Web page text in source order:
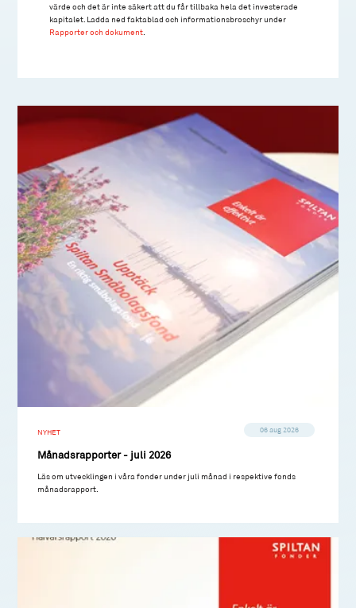
värde och det är inte säkert att du får tillbaka hela det investerade
kapitalet. Ladda ned faktablad och informationsbroschyr under
Rapporter och dokument
NYHET 06 aug 2026
Månadsrapporter - juli 2026
Läs om utvecklingen i våra fonder under juli månad i respektive fonds
månadsrapport.